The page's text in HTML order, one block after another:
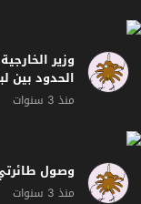
وزير
الحدود بين
منذ 3 سنوات
وصول
منذ 3 سنوات